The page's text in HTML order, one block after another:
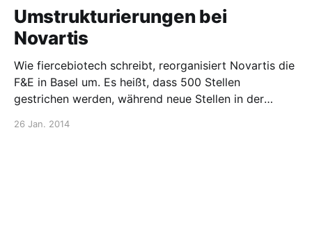
Umstrukturierungen bei
Novartis
Wie fiercebiotech schreibt, reorganisiert Novartis die
F&E in Basel um. Es heißt, dass 500 Stellen
gestrichen werden, während neue Stellen in der
26 Jan. 2014